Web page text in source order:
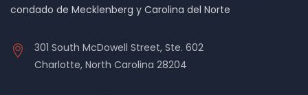
condado de Mecklenberg y Carolina del Norte
301 South McDowell Street, Ste. 602
Charlotte, North Carolina 28204